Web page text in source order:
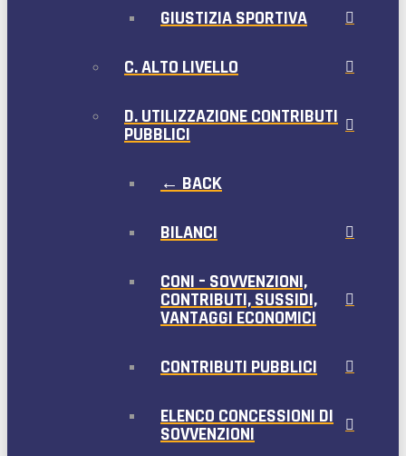
GIUSTIZIA SPORTIVA
C. ALTO LIVELLO
D. UTILIZZAZIONE CONTRIBUTI
PUBBLICI
← BACK
BILANCI
CONI – SOVVENZIONI,
CONTRIBUTI, SUSSIDI,
VANTAGGI ECONOMICI
CONTRIBUTI PUBBLICI
ELENCO CONCESSIONI DI
SOVVENZIONI